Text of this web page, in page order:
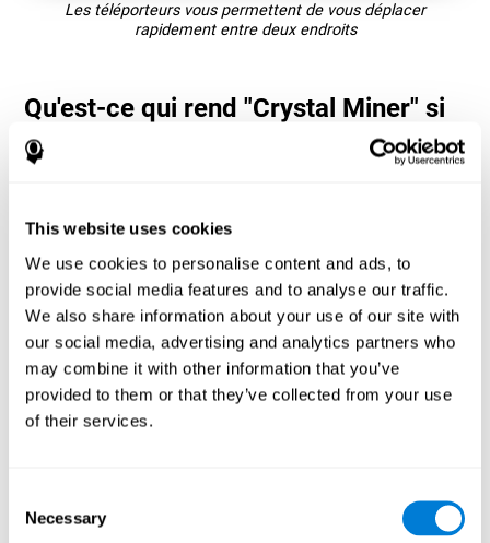
This website uses cookies
We use cookies to personalise content and ads, to
provide social media features and to analyse our traffic.
We also share information about your use of our site with
our social media, advertising and analytics partners who
may combine it with other information that you’ve
provided to them or that they’ve collected from your use
of their services.
Selection
Necessary
Les téléporteurs vous permettent de vous déplacer
rapidement entre deux endroits
Qu'est-ce qui rend "Crystal Miner" si
populaire ? - Histoire
l'espace et dans le temps. Cela les aide à apporter des réponses
correctes plus rapides aux cibles et à divertir l'utilisateur tout en
travaillant sur ses différentes compétences cognitives.
Comment le jeu mental "Crystal
Miner" améliore-t-il mes capacités
cognitives ?
Le "Crystal Miner" de CogniFit aide à stimuler un modèle
d'activation neuronale spécifique. Répéter et entraîner ce schéma
de manière cohérente peut aider à créer de nouvelles synapses et
"Crystal Miner" aide à exercer la planification, la perception
spatiale et l'estimation. La stimulation constante de ces